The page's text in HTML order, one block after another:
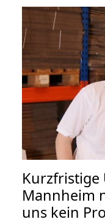
Kurzfristige
Mannheim
uns kein